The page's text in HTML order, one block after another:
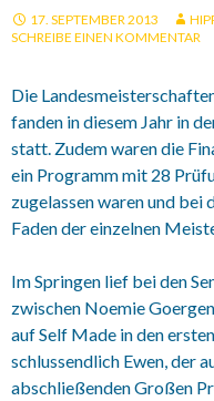
17. SEPTEMBER 2013
SCHREIBE EINEN KOMMENTAR
Die
fanden in diesem Jahr in
statt. Zudem waren die
ein Programm mit 28
zugelassen waren und bei
Faden der einzelnen
Im Springen lief bei den
zwischen Noemie
auf Self Made in den
schlussendlich Ewen, der
abschließenden Großen